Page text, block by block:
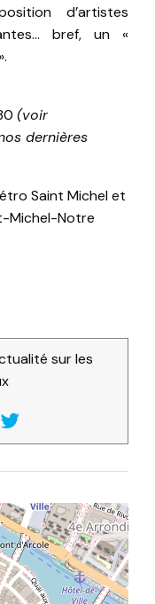
d’artistes
bref, un «
(voir
dernières
Saint Michel et
Michel-Notre
sur les